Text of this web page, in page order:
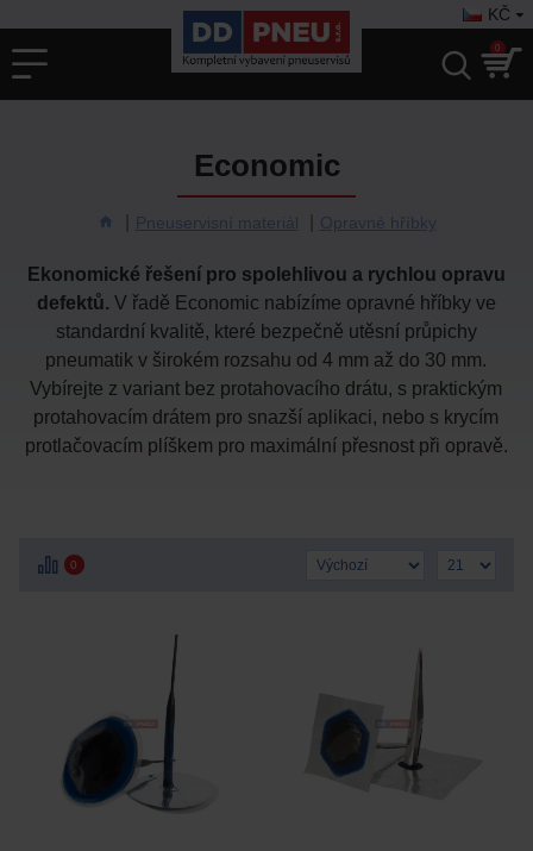
KČ
0
Pneuservisní materiál Opravné hříbky
Economic
Ekonomické řešení pro spolehlivou a rychlou opravu
defektů. V řadě Economic nabízíme opravné hříbky ve
standardní kvalitě, které bezpečně utěsní průpichy
pneumatik v širokém rozsahu od 4 mm až do 30 mm.
Vybírejte z variant bez protahovacího drátu, s praktickým
protahovacím drátem pro snazší aplikaci, nebo s krycím
protlačovacím plíškem pro maximální přesnost při opravě.
0